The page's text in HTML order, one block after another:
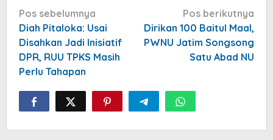
Navigasi
pos
Pos sebelumnya
Diah Pitaloka: Usai
Disahkan Jadi Inisiatif
DPR, RUU TPKS Masih
Perlu Tahapan
Pos berikutnya
Dirikan 100 Baitul Maal,
PWNU Jatim Songsong
Satu Abad NU